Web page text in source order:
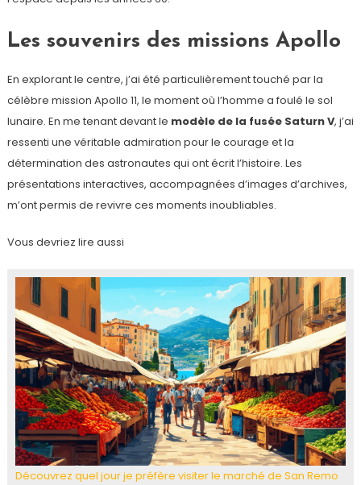
Les souvenirs des missions Apollo
En explorant le centre, j’ai été particulièrement touché par la
célèbre mission Apollo 11, le moment où l’homme a foulé le sol
lunaire. En me tenant devant le modèle de la fusée Saturn V, j’ai
ressenti une véritable admiration pour le courage et la
détermination des astronautes qui ont écrit l’histoire. Les
présentations interactives, accompagnées d’images d’archives,
m’ont permis de revivre ces moments inoubliables.
Vous devriez lire aussi
Découvrez quel jour je préfère visiter le marché de San Remo